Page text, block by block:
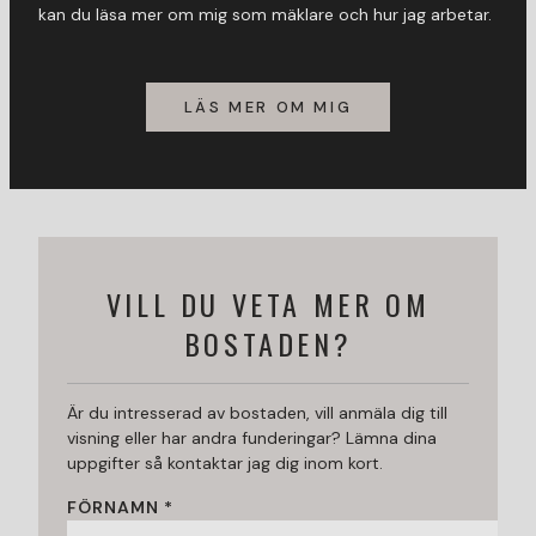
kan du läsa mer om mig som mäklare och hur jag arbetar.
LÄS MER OM MIG
VILL DU VETA MER OM
BOSTADEN?
Är du intresserad av bostaden, vill anmäla dig till
visning eller har andra funderingar? Lämna dina
uppgifter så kontaktar jag dig inom kort.
FÖRNAMN *